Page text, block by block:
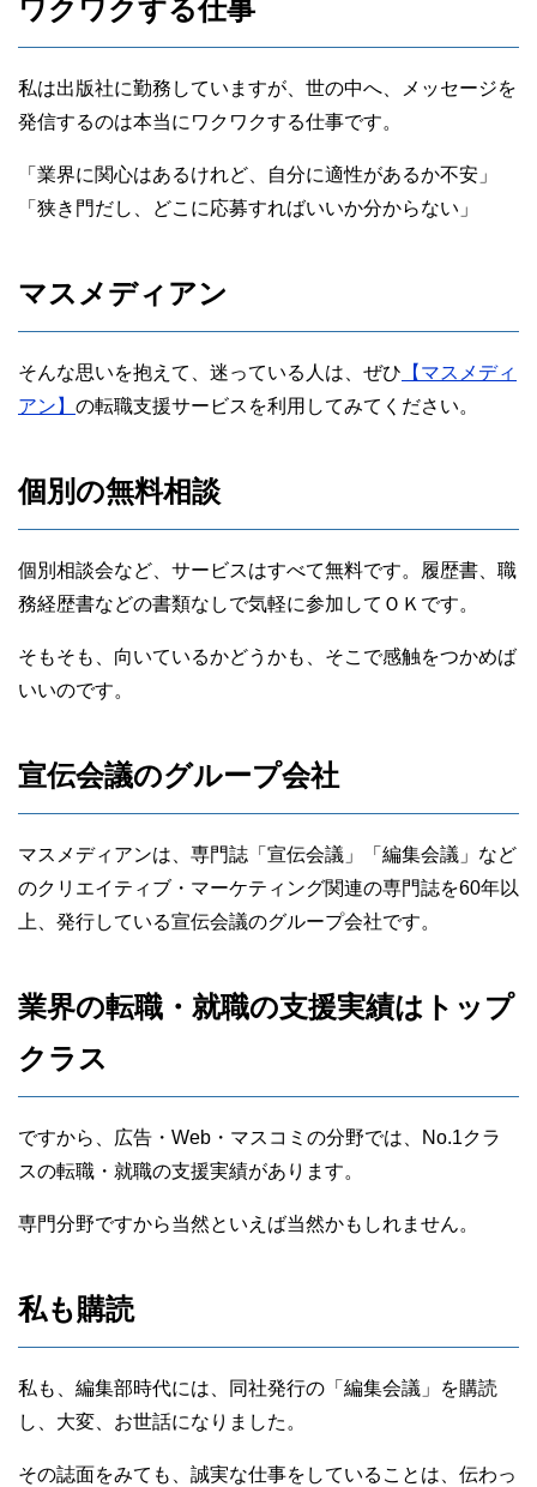
ワクワクする仕事
私は出版社に勤務していますが、世の中へ、メッセージを
発信するのは本当にワクワクする仕事です。
「業界に関心はあるけれど、自分に適性があるか不安」
「狭き門だし、どこに応募すればいいか分からない」
マスメディアン
そんな思いを抱えて、迷っている人は、ぜひ 【マスメディ
アン】 の転職支援サービスを利用してみてください。
個別の無料相談
個別相談会など、サービスはすべて無料です。履歴書、職
務経歴書などの書類なしで気軽に参加してＯＫです。
そもそも、向いているかどうかも、そこで感触をつかめば
いいのです。
宣伝会議のグループ会社
マスメディアンは、専門誌「宣伝会議」「編集会議」など
のクリエイティブ・マーケティング関連の専門誌を60年以
上、発行している宣伝会議のグループ会社です。
業界の転職・就職の支援実績はトップ
クラス
ですから、広告・Web・マスコミの分野では、No.1クラ
スの転職・就職の支援実績があります。
専門分野ですから当然といえば当然かもしれません。
私も購読
私も、編集部時代には、同社発行の「編集会議」を購読
し、大変、お世話になりました。
その誌面をみても、誠実な仕事をしていることは、伝わっ